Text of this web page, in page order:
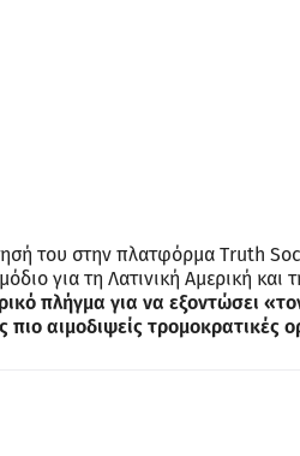
του στην πλατφόρμα Truth
για τη Λατινική Αμερική
πλήγμα για να εξοντώσει
πιο αιμοδιψείς τρομοκρατικές